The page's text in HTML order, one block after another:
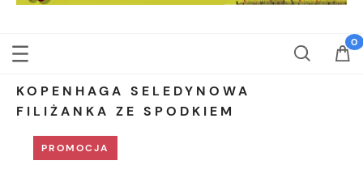
KOPENHAGA SELEDYNOWA
FILIŻANKA ZE SPODKIEM
PROMOCJA